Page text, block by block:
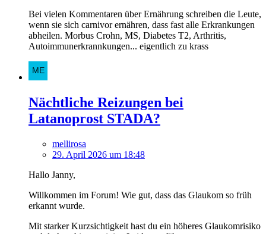
Bei vielen Kommentaren über Ernährung schreiben die Leute,
wenn sie sich carnivor ernähren, dass fast alle Erkrankungen
abheilen. Morbus Crohn, MS, Diabetes T2, Arthritis,
Autoimmunerkrannkungen... eigentlich zu krass
Nächtliche Reizungen bei
Latanoprost STADA?
mellirosa
29. April 2026 um 18:48
Hallo Janny,
Willkommen im Forum! Wie gut, dass das Glaukom so früh
erkannt wurde.
Mit starker Kurzsichtigkeit hast du ein höheres Glaukomrisiko